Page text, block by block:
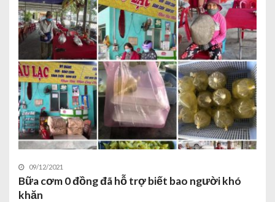
09/12/2021
Bữa cơm 0 đồng đã hỗ trợ biết bao người khó
khăn